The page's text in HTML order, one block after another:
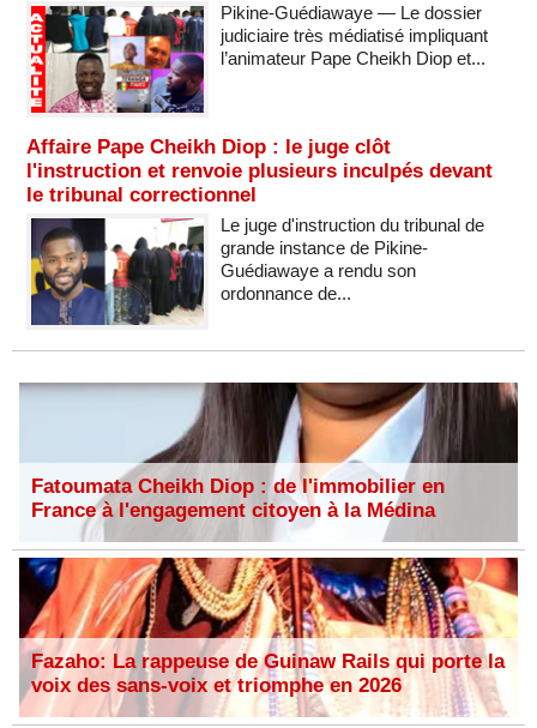
Pikine-Guédiawaye — Le dossier
judiciaire très médiatisé impliquant
l’animateur Pape Cheikh Diop et...
Affaire Pape Cheikh Diop : le juge clôt
l'instruction et renvoie plusieurs inculpés devant
le tribunal correctionnel
Le juge d'instruction du tribunal de
grande instance de Pikine-
Guédiawaye a rendu son
ordonnance de...
Fatoumata Cheikh Diop : de l'immobilier en
France à l'engagement citoyen à la Médina
Fazaho: La rappeuse de Guinaw Rails qui porte la
voix des sans-voix et triomphe en 2026